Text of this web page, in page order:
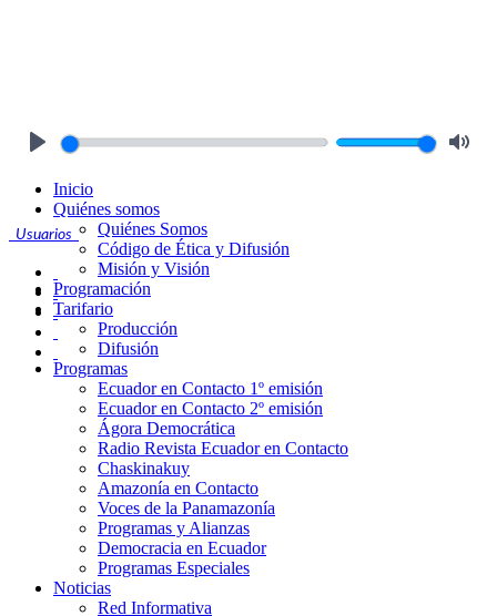
Usuarios
Inicio
Quiénes somos
Quiénes Somos
Código de Ética y Difusión
Misión y Visión
Programación
Tarifario
Producción
Difusión
Programas
Ecuador en Contacto 1º emisión
Ecuador en Contacto 2º emisión
Ágora Democrática
Radio Revista Ecuador en Contacto
Chaskinakuy
Amazonía en Contacto
Voces de la Panamazonía
Programas y Alianzas
Democracia en Ecuador
Programas Especiales
Noticias
Red Informativa